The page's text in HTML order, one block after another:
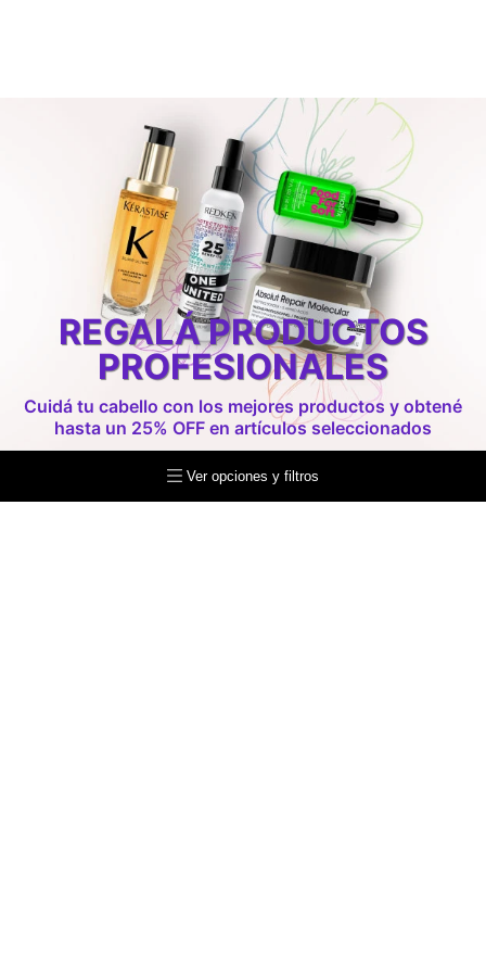
REGALÁ PRODUCTOS
PROFESIONALES
Cuidá tu cabello con los mejores productos y obtené
hasta un 25% OFF en artículos seleccionados
Ver opciones y filtros